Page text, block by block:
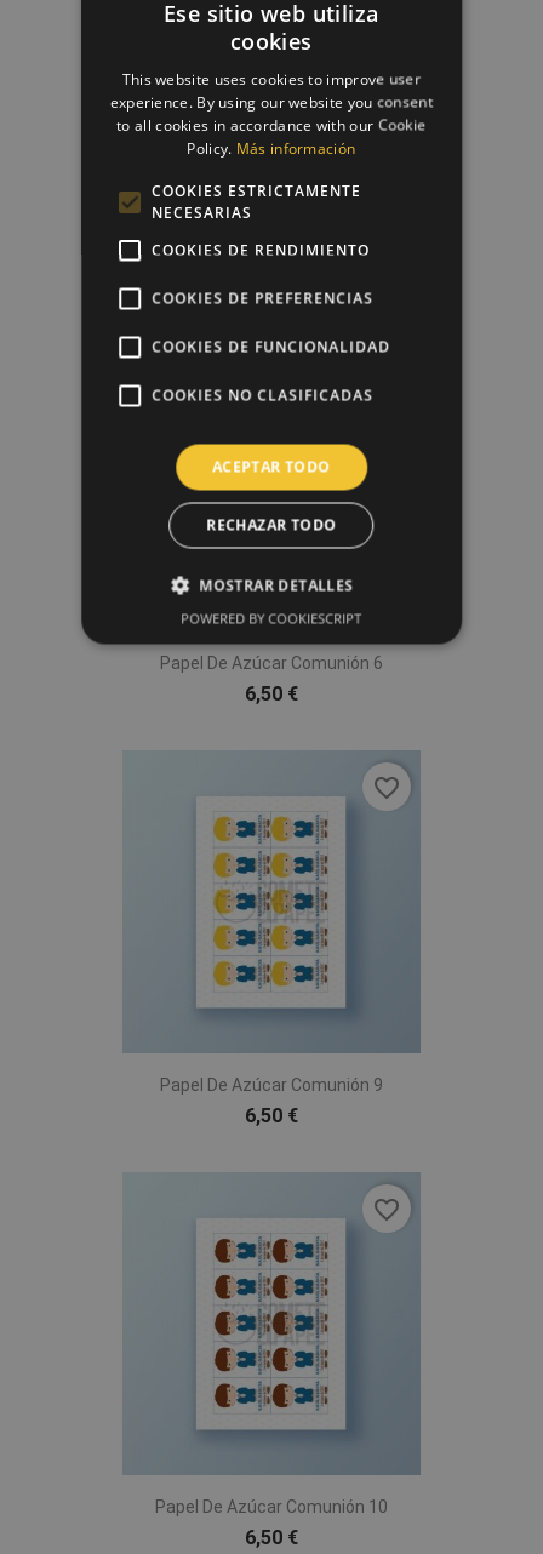
Papel De Azúcar Comunión 6
6,50 €
Papel De Azúcar Comunión 9
6,50 €
favorite_border
Papel De Azúcar Comunión 10
6,50 €
favorite_border
Ese sitio web utiliza
cookies
This website uses cookies to improve user
experience. By using our website you consent
to all cookies in accordance with our Cookie
Policy. Más información
COOKIES ESTRICTAMENTE
NECESARIAS
COOKIES DE RENDIMIENTO
COOKIES DE PREFERENCIAS
COOKIES DE FUNCIONALIDAD
COOKIES NO CLASIFICADAS
ACEPTAR TODO
RECHAZAR TODO
MOSTRAR DETALLES
POWERED BY COOKIESCRIPT